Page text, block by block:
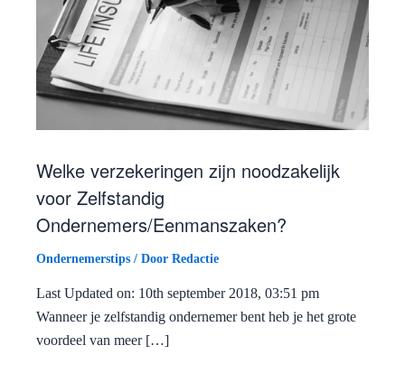
Welke verzekeringen zijn noodzakelijk
voor Zelfstandig
Ondernemers/Eenmanszaken?
Ondernemerstips / Door Redactie
Last Updated on: 10th september 2018, 03:51 pm
Wanneer je zelfstandig ondernemer bent heb je het grote
voordeel van meer […]